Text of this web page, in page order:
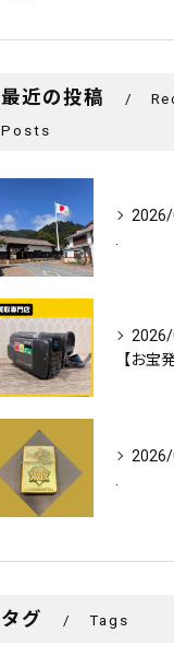
最近の投稿
Posts
【お宝
タグ Tags